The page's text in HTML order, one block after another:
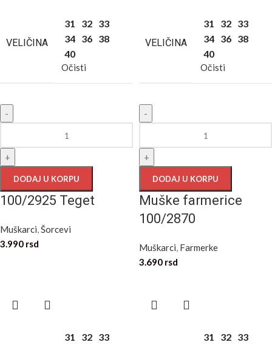
VELIČINA
31 32 33
34 36 38
40
Očisti
-
+
DODAJ U KORPU
100/2925 Teget
Muškarci,Šorcevi
3.990 rsd
VELIČINA
31 32 33
34 36 38
40
Očisti
-
+
DODAJ U KORPU
Muške farmerice
100/2870
Muškarci, Farmerke
3.690 rsd
31 32 33
31 32 33